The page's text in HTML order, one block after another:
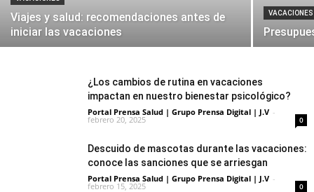
Viajes y salud: recomendaciones antes de
iniciar las vacaciones
VACACIONES
¿Los cambios de rutina en vacaciones
impactan en nuestro bienestar psicológico?
Portal Prensa Salud | Grupo Prensa Digital | J.V -
febrero 20, 2025 0
Descuido de mascotas durante las vacaciones:
conoce las sanciones que se arriesgan
Portal Prensa Salud | Grupo Prensa Digital | J.V -
febrero 15, 2025 0